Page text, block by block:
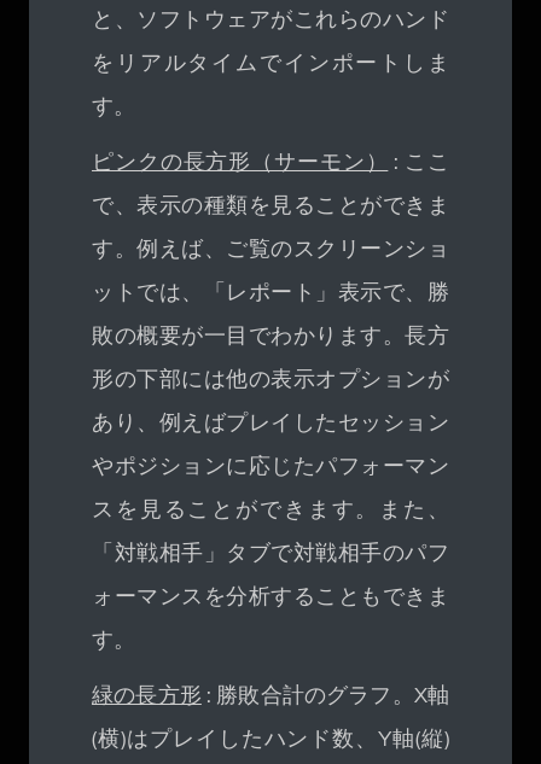
と、ソフトウェアがこれらのハンド
をリアルタイムでインポートしま
す。
ピンクの長方形（サーモン）
: ここ
で、表示の種類を見ることができま
す。例えば、ご覧のスクリーンショ
ットでは、「レポート」表示で、勝
敗の概要が一目でわかります。長方
形の下部には他の表示オプションが
あり、例えばプレイしたセッション
やポジションに応じたパフォーマン
スを見ることができます。また、
「対戦相手」タブで対戦相手のパフ
ォーマンスを分析することもできま
す。
緑の長方形 : 勝敗合計のグラフ。X軸
(横)はプレイしたハンド数、Y軸(縦)